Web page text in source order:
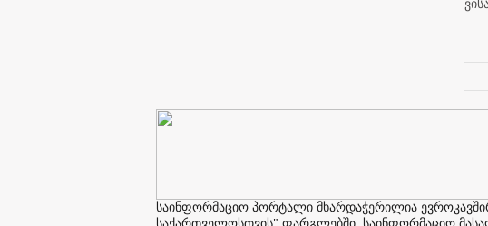
საინფორმაციო პორტალი მხარდაჭერილია